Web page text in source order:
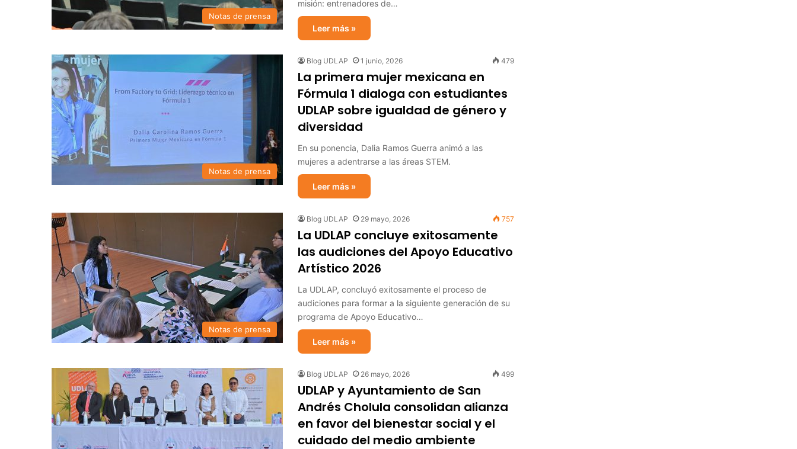
Notas de prensa
misión: entrenadores de…
Leer más »
Notas de prensa
Blog UDLAP 1 junio, 2026 479
La primera mujer mexicana en
Fórmula 1 dialoga con estudiantes
UDLAP sobre igualdad de género y
diversidad
En su ponencia, Dalia Ramos Guerra animó a las
mujeres a adentrarse a las áreas STEM.
Leer más »
Notas de prensa
Blog UDLAP 29 mayo, 2026 757
La UDLAP concluye exitosamente
las audiciones del Apoyo Educativo
Artístico 2026
La UDLAP, concluyó exitosamente el proceso de
audiciones para formar a la siguiente generación de su
programa de Apoyo Educativo…
Leer más »
Blog UDLAP 26 mayo, 2026 499
UDLAP y Ayuntamiento de San
Andrés Cholula consolidan alianza
en favor del bienestar social y el
cuidado del medio ambiente